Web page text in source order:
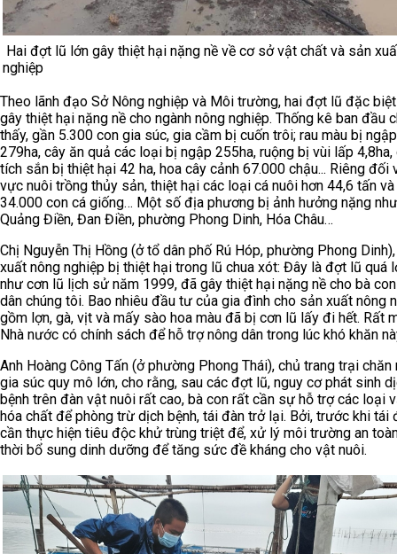
Hai đợt lũ lớn gây thiệt hại nặng nề về cơ sở vật chất và sản
nghiệp
Theo lãnh đạo Sở Nông nghiệp và Môi trường, hai đợt lũ đặc
gây thiệt hại nặng nề cho ngành nông nghiệp. Thống kê ban đầu
thấy, gần 5.300 con gia súc, gia cầm bị cuốn trôi; rau màu bị
279ha, cây ăn quả các loại bị ngập 255ha, ruộng bị vùi lấp 4,8ha,
tích sắn bị thiệt hại 42 ha, hoa cây cảnh 67.000 chậu... Riêng đối
vực nuôi trồng thủy sản, thiệt hại các loại cá nuôi hơn 44,6 tấn
34.000 con cá giống… Một số địa phương bị ảnh hưởng nặng
Quảng Điền, Đan Điền, phường Phong Dinh, Hóa Châu…
Chị Nguyễn Thị Hồng (ở tổ dân phố Rú Hóp, phường Phong
xuất nông nghiệp bị thiệt hại trong lũ chua xót: Đây là đợt lũ quá
như cơn lũ lịch sử năm 1999, đã gây thiệt hại nặng nề cho bà
dân chúng tôi. Bao nhiêu đầu tư của gia đình cho sản xuất nông
gồm lợn, gà, vịt và mấy sào hoa màu đã bị cơn lũ lấy đi hết. Rất
Nhà nước có chính sách để hỗ trợ nông dân trong lúc khó khăn
Anh Hoàng Công Tấn (ở phường Phong Thái), chủ trang trại chăn
gia súc quy mô lớn, cho rằng, sau các đợt lũ, nguy cơ phát sinh
bệnh trên đàn vật nuôi rất cao, bà con rất cần sự hỗ trợ các loại
hóa chất để phòng trừ dịch bệnh, tái đàn trở lại. Bởi, trước khi tái
cần thực hiện tiêu độc khử trùng triệt để, xử lý môi trường an
thời bổ sung dinh dưỡng để tăng sức đề kháng cho vật nuôi.